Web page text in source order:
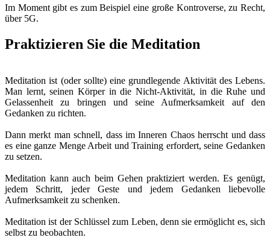
Im Moment gibt es zum Beispiel eine große Kontroverse, zu Recht,
über 5G.
Praktizieren Sie die Meditation
Meditation ist (oder sollte) eine grundlegende Aktivität des Lebens.
Man lernt, seinen Körper in die Nicht-Aktivität, in die Ruhe und
Gelassenheit zu bringen und seine Aufmerksamkeit auf den
Gedanken zu richten.
Dann merkt man schnell, dass im Inneren Chaos herrscht und dass
es eine ganze Menge Arbeit und Training erfordert, seine Gedanken
zu setzen.
Meditation kann auch beim Gehen praktiziert werden. Es genügt,
jedem Schritt, jeder Geste und jedem Gedanken liebevolle
Aufmerksamkeit zu schenken.
Meditation ist der Schlüssel zum Leben, denn sie ermöglicht es, sich
selbst zu beobachten.